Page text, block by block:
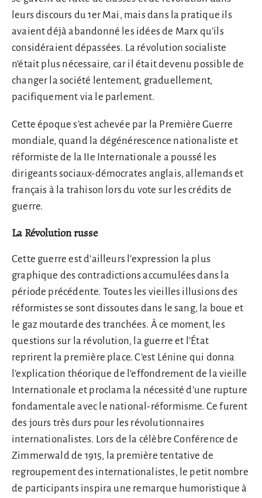
leurs discours du 1er Mai, mais dans la pratique ils
avaient déjà abandonné les idées de Marx qu’ils
considéraient dépassées. La révolution socialiste
n’était plus nécessaire, car il était devenu possible de
changer la société lentement, graduellement,
pacifiquement via le parlement.
Cette époque s’est achevée par la Première Guerre
mondiale, quand la dégénérescence nationaliste et
réformiste de la IIe Internationale a poussé les
dirigeants sociaux-démocrates anglais, allemands et
français à la trahison lors du vote sur les crédits de
guerre.
La Révolution russe
Cette guerre est d’ailleurs l’expression la plus
graphique des contradictions accumulées dans la
période précédente. Toutes les vieilles illusions des
réformistes se sont dissoutes dans le sang, la boue et
le gaz moutarde des tranchées. À ce moment, les
questions sur la révolution, la guerre et l’État
reprirent la première place. C’est Lénine qui donna
l’explication théorique de l’effondrement de la vieille
Internationale et proclama la nécessité d’une rupture
fondamentale avec le national-réformisme. Ce furent
des jours très durs pour les révolutionnaires
internationalistes. Lors de la célèbre Conférence de
Zimmerwald de 1915, la première tentative de
regroupement des internationalistes, le petit nombre
de participants inspira une remarque humoristique à